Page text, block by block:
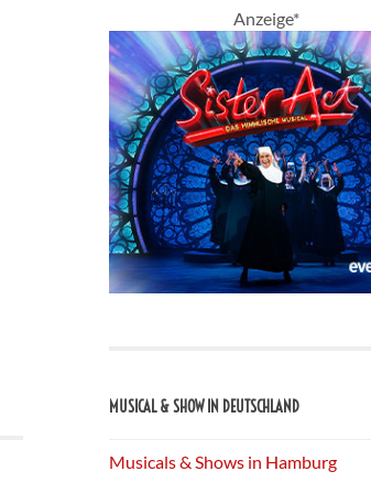
Anzeige*
MUSICAL & SHOW IN DEUTSCHLAND
Musicals & Shows in Hamburg